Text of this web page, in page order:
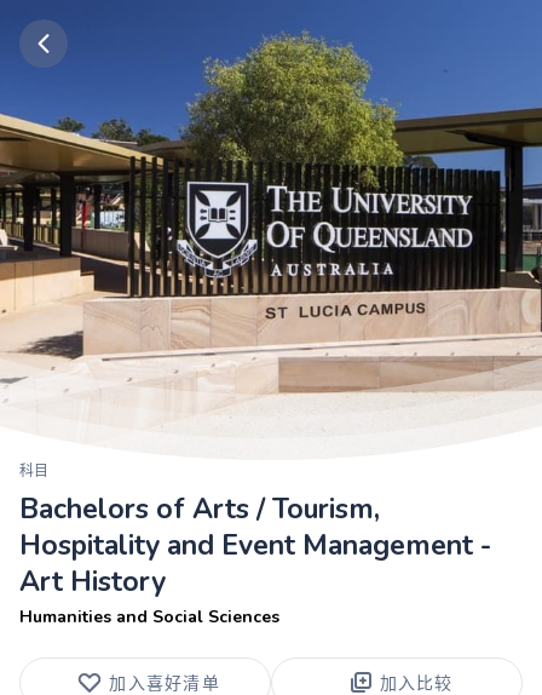
科目
Bachelors of Arts / Tourism,
Hospitality and Event Management -
Art History
Humanities and Social Sciences
加入喜好清单 加入比较